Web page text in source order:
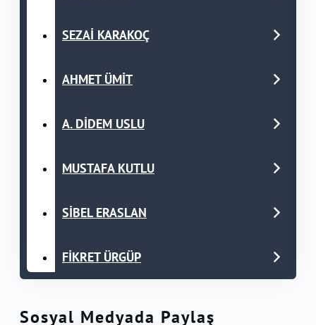
SEZAİ KARAKOÇ
AHMET ÜMİT
A. DİDEM USLU
MUSTAFA KUTLU
SİBEL ERASLAN
FİKRET ÜRGÜP
Sosyal Medyada Paylaş